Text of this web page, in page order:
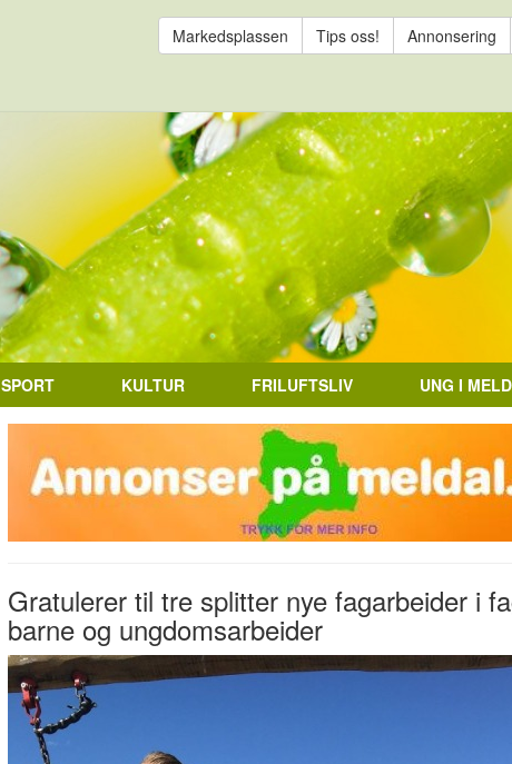
Markedsplassen Tips oss! Annonsering
SPORT KULTUR FRILUFTSLIV UNG I
Gratulerer til tre splitter nye fagarbeider i
barne og ungdomsarbeider